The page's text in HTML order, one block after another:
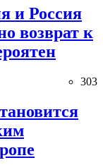
и Россия
возврат к
303